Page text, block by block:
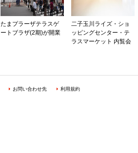
たまプラーザテラスゲ
ートブラザ(2期)が開業
二子玉川ライズ・ショ
ッピングセンター・テ
ラスマーケット 内覧会
お問い合わせ先 利用規約